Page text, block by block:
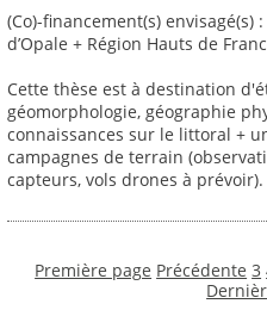
(Co)-financement(s)
d’Opale + Région Hauts de
Cette thèse est à destination
géomorphologie, géographie
connaissances sur le littoral +
campagnes de terrain
capteurs, vols drones à prévoir).
Première page Précédente 3